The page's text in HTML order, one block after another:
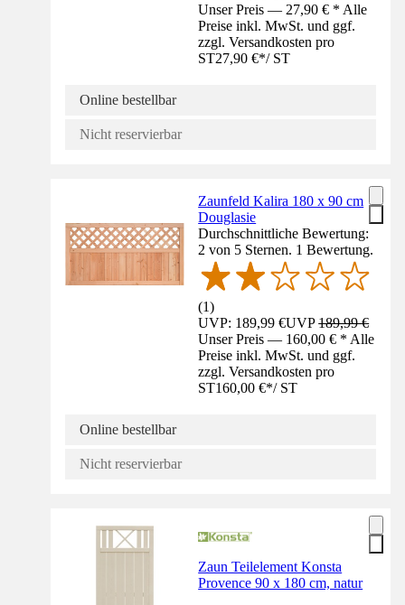
Unser Preis — 27,90 € * Alle
Preise inkl. MwSt. und ggf.
zzgl. Versandkosten pro
ST27,90 €*/ ST
Online bestellbar
Nicht reservierbar
Zaunfeld Kalira 180 x 90 cm
Douglasie
Durchschnittliche Bewertung:
2 von 5 Sternen. 1 Bewertung.
(1)
UVP: 189,99 €UVP189,99 €
Unser Preis — 160,00 € * Alle
Preise inkl. MwSt. und ggf.
zzgl. Versandkosten pro
ST160,00 €*/ ST
Online bestellbar
Nicht reservierbar
Zaun Teilelement Konsta
Provence 90 x 180 cm, natur